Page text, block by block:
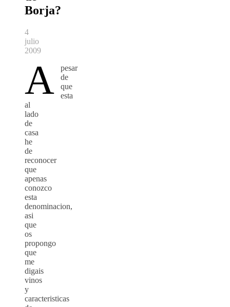
Borja?
4
julio
2009
A
pesar
de
que
esta
al
lado
de
casa
he
de
reconocer
que
apenas
conozco
esta
denominacion,
asi
que
os
propongo
que
me
digais
vinos
y
caracteristicas